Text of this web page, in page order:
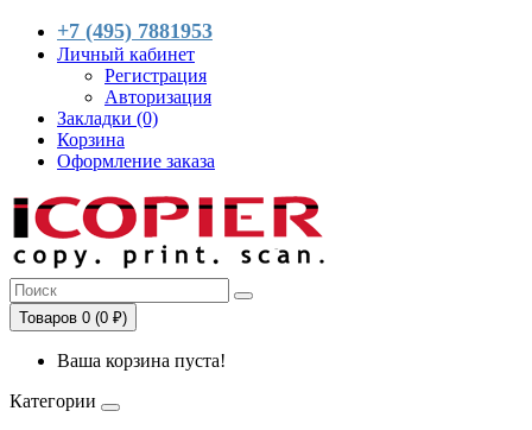
+7 (495) 7881953
Личный кабинет
Регистрация
Авторизация
Закладки (0)
Корзина
Оформление заказа
Товаров 0 (0 ₽)
Ваша корзина пуста!
Категории